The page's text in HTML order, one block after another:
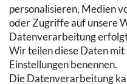
personalisieren, Medien
oder Zugriffe auf unsere
Datenverarbeitung
Wir teilen diese Daten
Einstellungen benennen.
Die Datenverarbeitung
Warenkorb
Zur Kasse
Hilfe
RECHTLICHES